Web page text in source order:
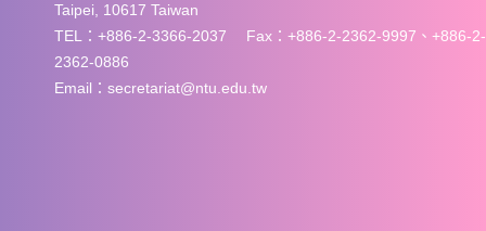
Taipei, 10617 Taiwan
TEL：+886-2-3366-2037 Fax：+886-2-2362-9997、+886-2-
2362-0886
Email：secretariat@ntu.edu.tw